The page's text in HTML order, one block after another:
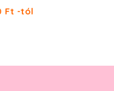
Ft -tól